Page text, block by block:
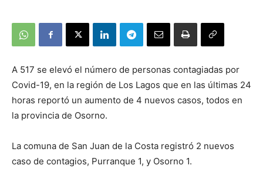
A 517 se elevó el número de personas contagiadas por
Covid-19, en la región de Los Lagos que en las últimas 24
horas reportó un aumento de 4 nuevos casos, todos en
la provincia de Osorno.
La comuna de San Juan de la Costa registró 2 nuevos
caso de contagios, Purranque 1, y Osorno 1.